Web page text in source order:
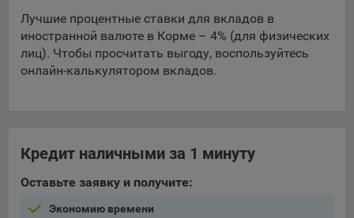
Аналитические файлы cookie показывают, какие страницы
сайта Общества посещаются чаще всего, помогают
выявлять трудности, возникающие при использовании
сайта, а также позволяют оценить эффективность
9.5. Файлы cookie, применяемые для определения целевой
аудитории и в рекламных целях, например Яндекс.Метрика,
Лучшие процентные ставки для вкладов в
иностранной валюте в Корме – 4% (для физических
лиц). Чтобы просчитать выгоду, воспользуйтесь
онлайн-калькулятором вкладов.
Кредит наличными за 1 минуту
Оставьте заявку и получите:
Экономию времени